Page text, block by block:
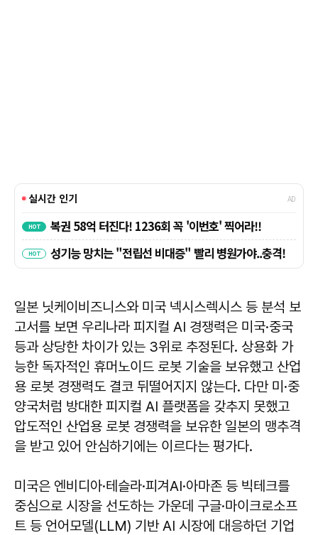
일본 닛케이비즈니스와 미국 넥시스렉시스 등 분석 보
고서를 보면 우리나라 피지컬 AI 경쟁력은 미국·중국
등과 상당한 차이가 있는 3위로 추정된다. 상용화 가
능한 독자적인 휴머노이드 로봇 기술을 보유했고 산업
용 로봇 경쟁력도 결코 뒤떨어지지 않는다. 다만 미·중
양국처럼 방대한 피지컬 AI 플랫폼을 갖추지 못했고
압도적인 산업용 로봇 경쟁력을 보유한 일본의 맹추격
을 받고 있어 안심하기에는 이르다는 평가다.
미국은 엔비디아·테슬라·피겨AI·아마존 등 빅테크를
중심으로 시장을 선도하는 가운데 구글·마이크로소프
트 등 언어모델(LLM) 기반 AI 시장에 대응하던 기업